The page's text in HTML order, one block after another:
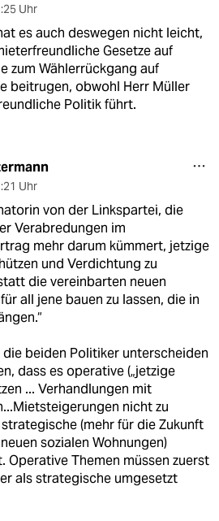
Uhr
es auch deswegen nicht leicht,
Gesetze auf
zum Wählerrückgang auf
beitrugen, obwohl Herr Müller
Politik führt.
Uhr
von der Linkspartei, die
Verabredungen im
mehr darum kümmert, jetzige
und Verdichtung zu
die vereinbarten neuen
all jene bauen zu lassen, die in
die beiden Politiker unterscheiden
dass es operative („jetzige
... Verhandlungen mit
nicht zu
strategische (mehr für die Zukunft
sozialen Wohnungen)
Operative Themen müssen zuerst
als strategische umgesetzt